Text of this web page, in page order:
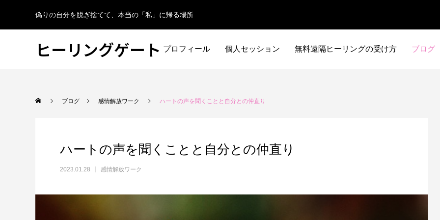
偽りの自分を脱ぎ捨てて、本当の「私」に帰る場所
ヒーリングゲート プロフィール 個人セッション 無料遠隔ヒーリングの受け方 ブログ
ブログ 感情解放ワーク ハートの声を聞くことと自分との仲直り
ハートの声を聞くことと自分との仲直り
2023.01.28 感情解放ワーク